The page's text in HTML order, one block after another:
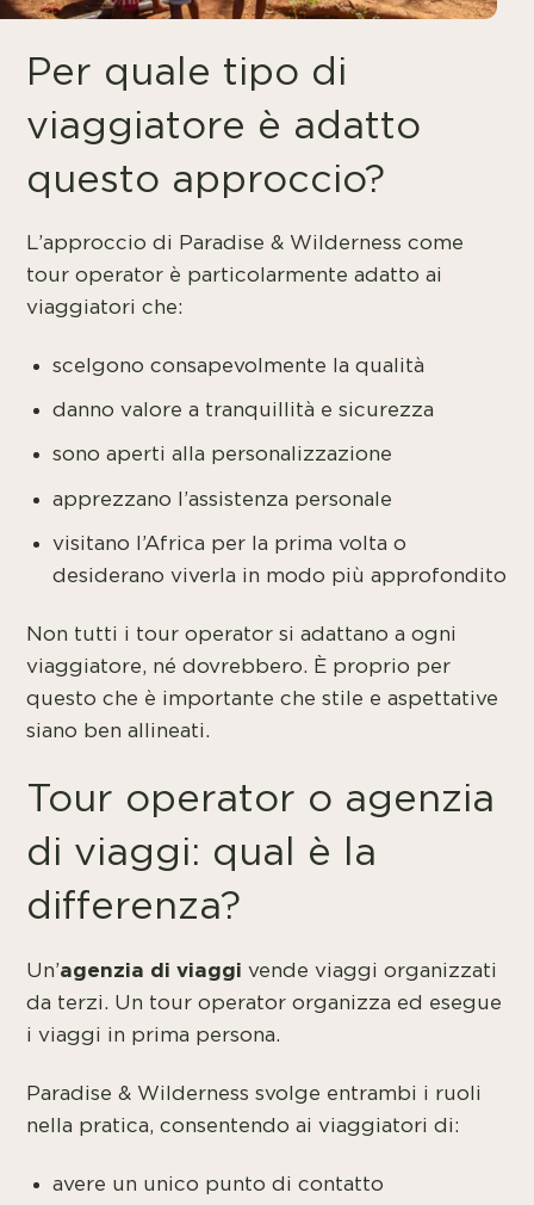
Per quale tipo di
viaggiatore è adatto
questo approccio?
L’approccio di Paradise & Wilderness come
tour operator è particolarmente adatto ai
viaggiatori che:
scelgono consapevolmente la qualità
danno valore a tranquillità e sicurezza
sono aperti alla personalizzazione
apprezzano l’assistenza personale
visitano l’Africa per la prima volta o
desiderano viverla in modo più approfondito
Non tutti i tour operator si adattano a ogni
viaggiatore, né dovrebbero. È proprio per
questo che è importante che stile e aspettative
siano ben allineati.
Tour operator o agenzia
di viaggi: qual è la
differenza?
Un’agenzia di viaggi vende viaggi organizzati
da terzi. Un tour operator organizza ed esegue
i viaggi in prima persona.
Paradise & Wilderness svolge entrambi i ruoli
nella pratica, consentendo ai viaggiatori di:
avere un unico punto di contatto